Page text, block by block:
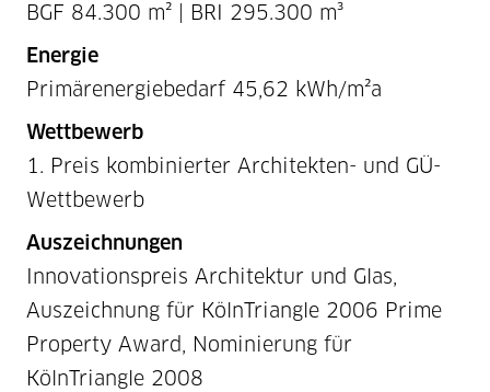
BGF 84.300 m² | BRI 295.300 m³
Energie
Primärenergiebedarf 45,62 kWh/m²a
Wettbewerb
1. Preis kombinierter Architekten- und GÜ-
Wettbewerb
Auszeichnungen
Innovationspreis Architektur und Glas,
Auszeichnung für KölnTriangle 2006 Prime
Property Award, Nominierung für
KölnTriangle 2008